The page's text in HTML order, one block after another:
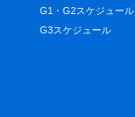
G1・G2スケジュール
G3スケジュール